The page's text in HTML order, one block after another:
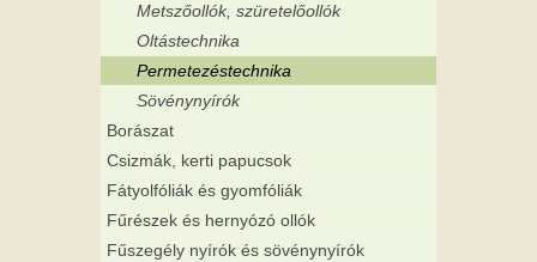
Metszőollók, szüretelőollók
Oltástechnika
Permetezéstechnika
Sövénynyírók
Borászat
Csizmák, kerti papucsok
Fátyolfóliák és gyomfóliák
Fűrészek és hernyózó ollók
Fűszegély nyírók és sövénynyírók